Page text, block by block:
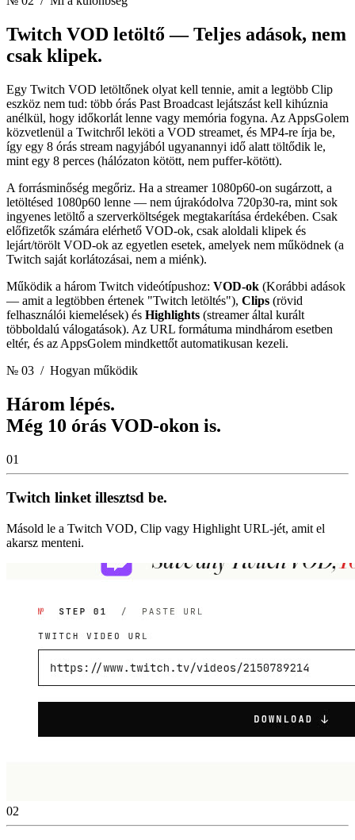
Twitch VOD letöltő —Teljes adások, nem
csak klipek.
Egy Twitch VOD letöltőnek olyat kell tennie, amit a legtöbb Clip
eszköz nem tud: több órás Past Broadcast lejátszást kell kihúznia
anélkül, hogy időkorlát lenne vagy memória fogyna. Az AppsGolem
közvetlenül a Twitchről leköti a VOD streamet, és MP4-re írja be,
így egy 8 órás stream nagyjából ugyanannyi idő alatt töltődik le,
mint egy 8 perces (hálózaton kötött, nem puffer-kötött).
A forrásminőség megőriz. Ha a streamer 1080p60-on sugárzott, a
letöltésed 1080p60 lenne — nem újrakódolva 720p30-ra, mint sok
ingyenes letöltő a szerverköltségek megtakarítása érdekében. Csak
előfizetők számára elérhető VOD-ok, csak aloldali klipek és
lejárt/törölt VOD-ok az egyetlen esetek, amelyek nem működnek (a
Twitch saját korlátozásai, nem a miénk).
Működik a három Twitch videótípushoz: VOD-ok (Korábbi adások
— amit a legtöbben értenek "Twitch letöltés"), Clips (rövid
felhasználói kiemelések) és Highlights (streamer által kurált
többoldalú válogatások). Az URL formátuma mindhárom esetben
eltér, és az AppsGolem mindkettőt automatikusan kezeli.
№ 03 / Hogyan működik
Három lépés.
Még 10 órás VOD-okon is.
01
Twitch linket illesztsd be.
Másold le a Twitch VOD, Clip vagy Highlight URL-jét, amit el
akarsz menteni.
02